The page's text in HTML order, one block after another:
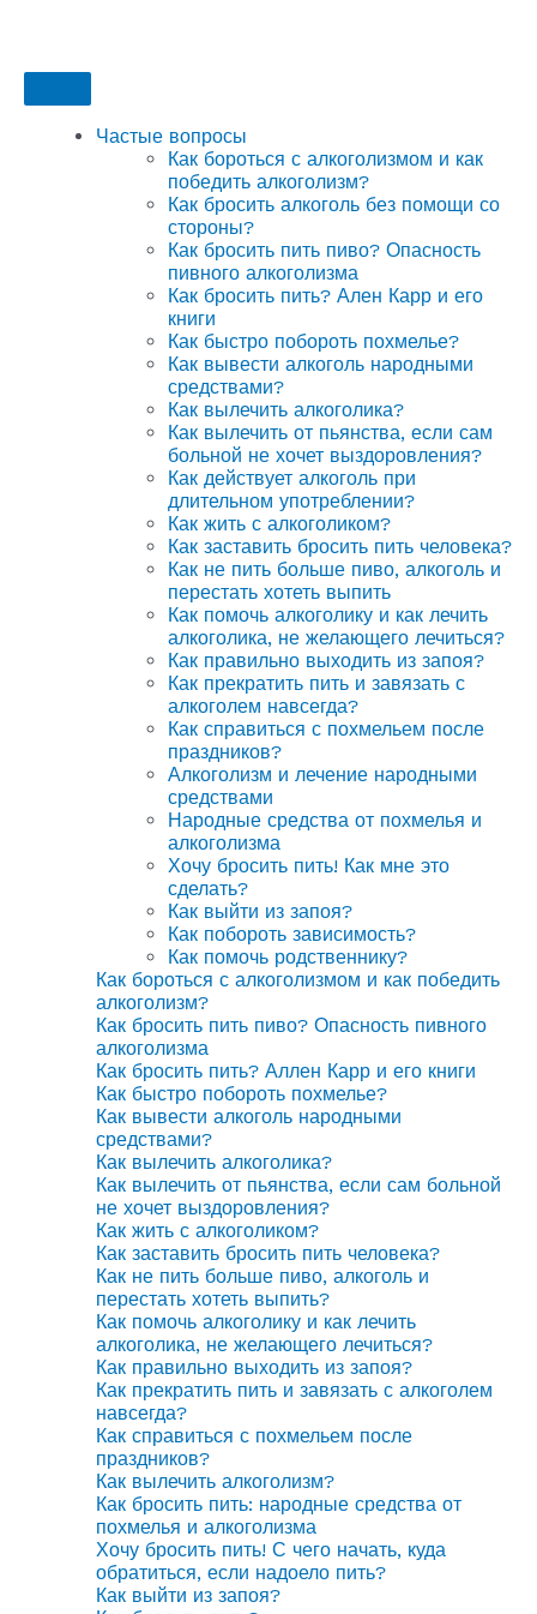
Частые вопросы
Как бороться с алкоголизмом и как
победить алкоголизм?
Как бросить алкоголь без помощи со
стороны?
Как бросить пить пиво? Опасность
пивного алкоголизма
Как бросить пить? Ален Карр и его
книги
Как быстро побороть похмелье?
Как вывести алкоголь народными
средствами?
Как вылечить алкоголика?
Как вылечить от пьянства, если сам
больной не хочет выздоровления?
Как действует алкоголь при
длительном употреблении?
Как жить с алкоголиком?
Как заставить бросить пить человека?
Как не пить больше пиво, алкоголь и
перестать хотеть выпить
Как помочь алкоголику и как лечить
алкоголика, не желающего лечиться?
Как правильно выходить из запоя?
Как прекратить пить и завязать с
алкоголем навсегда?
Как справиться с похмельем после
праздников?
Алкоголизм и лечение народными
средствами
Народные средства от похмелья и
алкоголизма
Хочу бросить пить! Как мне это
сделать?
Как выйти из запоя?
Как побороть зависимость?
Как помочь родственнику?
Как бороться с алкоголизмом и как победить
алкоголизм?
Как бросить пить пиво? Опасность пивного
алкоголизма
Как бросить пить? Аллен Карр и его книги
Как быстро побороть похмелье?
Как вывести алкоголь народными
средствами?
Как вылечить алкоголика?
Как вылечить от пьянства, если сам больной
не хочет выздоровления?
Как жить с алкоголиком?
Как заставить бросить пить человека?
Как не пить больше пиво, алкоголь и
перестать хотеть выпить?
Как помочь алкоголику и как лечить
алкоголика, не желающего лечиться?
Как правильно выходить из запоя?
Как прекратить пить и завязать с алкоголем
навсегда?
Как справиться с похмельем после
праздников?
Как вылечить алкоголизм?
Как бросить пить: народные средства от
похмелья и алкоголизма
Хочу бросить пить! С чего начать, куда
обратиться, если надоело пить?
Как выйти из запоя?